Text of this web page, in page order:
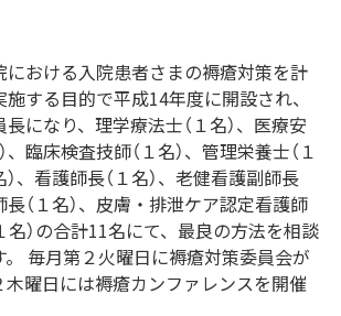
おける入院患者さまの褥瘡対策を計
する目的で平成14年度に開設され、
になり、理学療法士（１名）、医療安
、臨床検査技師（１名）、管理栄養士（１
）、看護師長（１名）、老健看護副師長
長（１名）、皮膚・排泄ケア認定看護師
１名）の合計11名にて、最良の方法を相談
。 毎月第２火曜日に褥瘡対策委員会が
曜日には褥瘡カンファレンスを開催